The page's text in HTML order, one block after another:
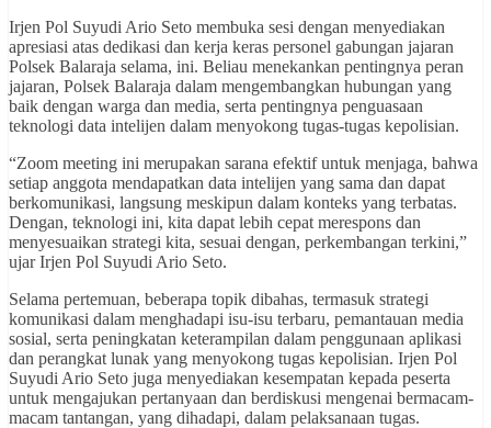
Irjen Pol Suyudi Ario Seto membuka sesi dengan menyediakan
apresiasi atas dedikasi dan kerja keras personel gabungan jajaran
Polsek Balaraja selama, ini. Beliau menekankan pentingnya peran
jajaran, Polsek Balaraja dalam mengembangkan hubungan yang
baik dengan warga dan media, serta pentingnya penguasaan
teknologi data intelijen dalam menyokong tugas-tugas kepolisian.
“Zoom meeting ini merupakan sarana efektif untuk menjaga, bahwa
setiap anggota mendapatkan data intelijen yang sama dan dapat
berkomunikasi, langsung meskipun dalam konteks yang terbatas.
Dengan, teknologi ini, kita dapat lebih cepat merespons dan
menyesuaikan strategi kita, sesuai dengan, perkembangan terkini,”
ujar Irjen Pol Suyudi Ario Seto.
Selama pertemuan, beberapa topik dibahas, termasuk strategi
komunikasi dalam menghadapi isu-isu terbaru, pemantauan media
sosial, serta peningkatan keterampilan dalam penggunaan aplikasi
dan perangkat lunak yang menyokong tugas kepolisian. Irjen Pol
Suyudi Ario Seto juga menyediakan kesempatan kepada peserta
untuk mengajukan pertanyaan dan berdiskusi mengenai bermacam-
macam tantangan, yang dihadapi, dalam pelaksanaan tugas.